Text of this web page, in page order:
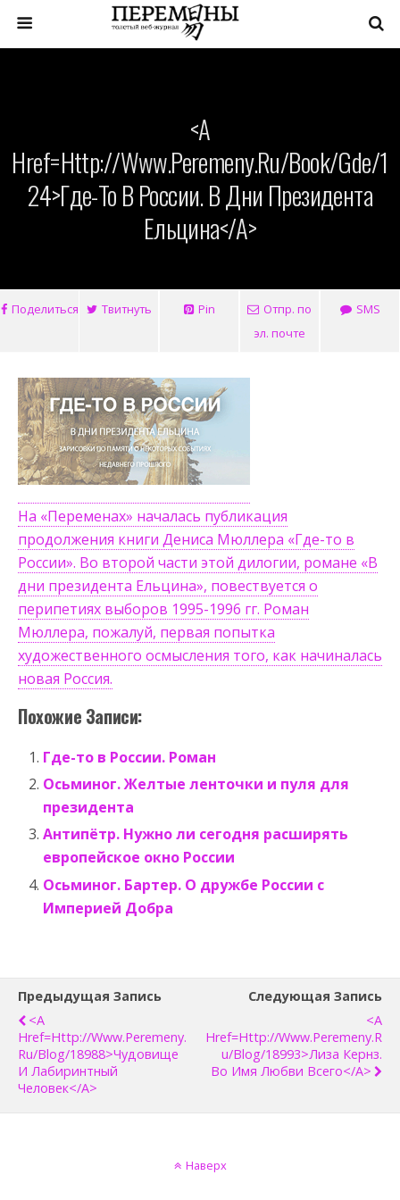
<a
Href=http://www.peremeny.ru/book/gde/1
24>Где-То В России. В Дни Президента
Ельцина</a>
Поделиться Твитнуть Pin
Отпр. по
эл. почте
SMS
На «Переменах» началась публикация
продолжения книги Дениса Мюллера «Где-то в
России». Во второй части этой дилогии, романе «В
дни президента Ельцина», повествуется о
перипетиях выборов 1995-1996 гг. Роман
Мюллера, пожалуй, первая попытка
художественного осмысления того, как начиналась
новая Россия.
Похожие Записи:
Где-то в России. Роман
Осьминог. Желтые ленточки и пуля для
президента
Антипётр. Нужно ли сегодня расширять
европейское окно России
Осьминог. Бартер. О дружбе России с
Империей Добра
Предыдущая Запись
<a
Href=http://www.peremeny.
Ru/blog/18988>Чудовище
И Лабиринтный
Человек</a>
Следующая Запись
<a
Href=http://www.peremeny.r
U/blog/18993>Лиза Кернз.
Во Имя Любви Всего</a>
Наверх